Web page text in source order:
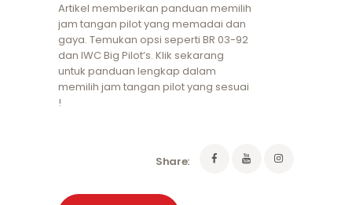
Artikel memberikan panduan memilih
jam tangan pilot yang memadai dan
gaya. Temukan opsi seperti BR 03-92
dan IWC Big Pilot’s. Klik sekarang
untuk panduan lengkap dalam
memilih jam tangan pilot yang sesuai
!
Share: